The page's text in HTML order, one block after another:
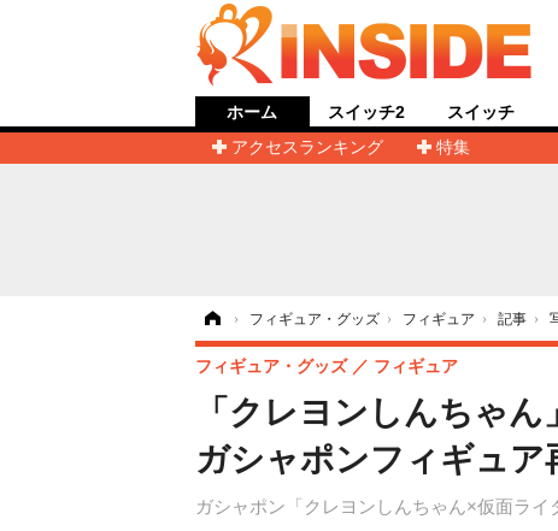
ホーム
アクセスランキング
特集
スイッチ2 スイッチ
› フィギュア・グッズ › フィギュア › 記事 ›
「クレヨンしんちゃ
ガシャポンフィギュア
ガシャポン「クレヨンしんちゃん×仮面ラ
フィギュア・グッズ フィギュア